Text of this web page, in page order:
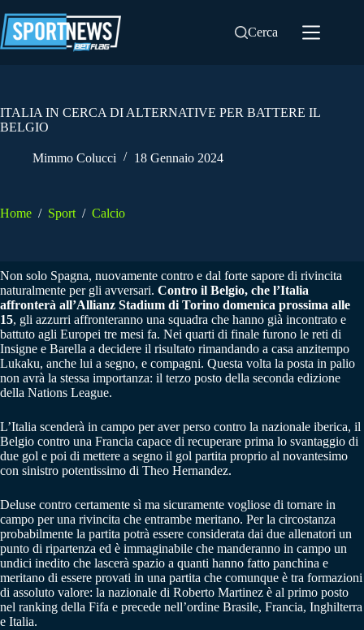
al
contenuto
Cerca
ITALIA IN CERCA DI ALTERNATIVE PER BATTERE IL
BELGIO
Mimmo Colucci 18 Gennaio 2024
Home / Sport / Calcio
Non solo Spagna, nuovamente contro e dal forte sapore di rivincita
naturalmente per gli avversari. Contro il Belgio, che l’Italia
affronterà all’Allianz Stadium di Torino domenica prossima alle
15, gli azzurri affronteranno una squadra che hanno già incontrato e
battuto agli Europei tre mesi fa. Nei quarti di finale furono le reti di
Insigne e Barella a decidere il risultato rimandando a casa anzitempo
Lukaku, anche lui a segno, e compagni. Questa volta la posta in palio
non avrà la stessa importanza: il terzo posto della seconda edizione
della Nations League.
L’Italia scenderà in campo per aver perso contro la nazionale iberica, il
Belgio contro una Francia capace di recuperare prima lo svantaggio di
due gol e poi di mettere a segno il gol partita proprio al novantesimo
con sinistro potentissimo di Theo Hernandez.
Deluse contro certamente sì ma sicuramente vogliose di tornare in
campo per una rivincita che entrambe meritano. Per la circostanza
probabilmente la partita potrà essere considerata dai due allenatori un
punto di ripartenza ed è immaginabile che manderanno in campo un
undici inedito che lascerà spazio a quanti hanno fatto panchina e
meritano di essere provati in una partita che comunque è tra formazioni
di assoluto valore: la nazionale di Roberto Martinez è al primo posto
nel ranking della Fifa e precede nell’ordine Brasile, Francia, Inghilterra
e Italia.